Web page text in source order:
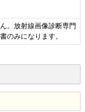
。放射線画像診断専門
のみになります。